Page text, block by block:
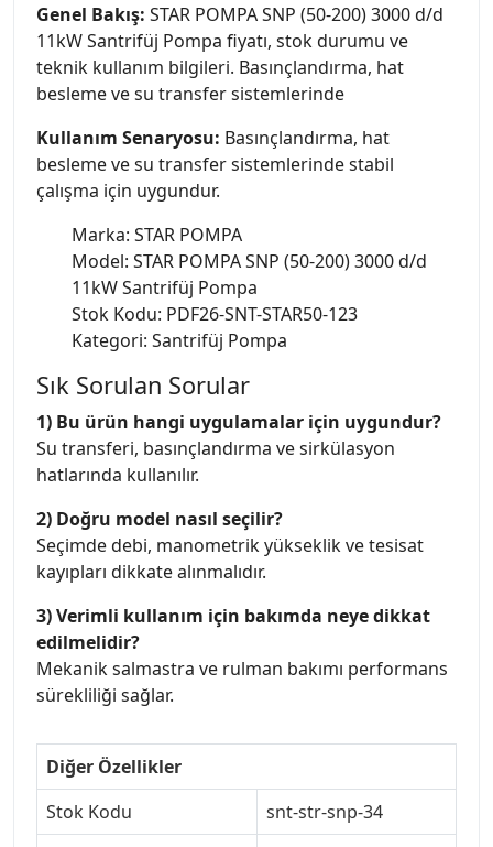
Genel Bakış: STAR POMPA SNP (50-200) 3000 d/d
11kW Santrifüj Pompa fiyatı, stok durumu ve
teknik kullanım bilgileri. Basınçlandırma, hat
besleme ve su transfer sistemlerinde
Kullanım Senaryosu: Basınçlandırma, hat
besleme ve su transfer sistemlerinde stabil
çalışma için uygundur.
Marka: STAR POMPA
Model: STAR POMPA SNP (50-200) 3000 d/d
11kW Santrifüj Pompa
Stok Kodu: PDF26-SNT-STAR50-123
Kategori: Santrifüj Pompa
Sık Sorulan Sorular
1) Bu ürün hangi uygulamalar için uygundur?
Su transferi, basınçlandırma ve sirkülasyon
hatlarında kullanılır.
2) Doğru model nasıl seçilir?
Seçimde debi, manometrik yükseklik ve tesisat
kayıpları dikkate alınmalıdır.
3) Verimli kullanım için bakımda neye dikkat
edilmelidir?
Mekanik salmastra ve rulman bakımı performans
sürekliliği sağlar.
Diğer Özellikler
Stok Kodu
snt-str-snp-34